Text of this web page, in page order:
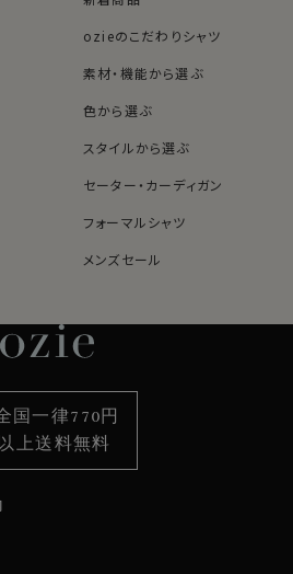
綿100％よりもシワになりにく
）はThe LYCRA
ド
クスフォード生地。
肌ざわり。
フォーマル感や高級感を演出
です。
ozieのこだわりシャツ
素材・機能から選ぶ
色から選ぶ
スタイルから選ぶ
セーター・カーディガン
フォーマルシャツ
メンズセール
袖・カフス型から選ぶ
柄から選ぶ
カジュアルシャツ
カフスボタン
サスペンダー
バッグ
ストール・マフラー
一律770円
上送料無料